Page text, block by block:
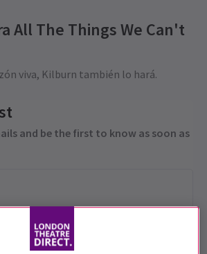
All The Things We Can't
viva, Kilburn también lo hará.
and be the first to know as soon as